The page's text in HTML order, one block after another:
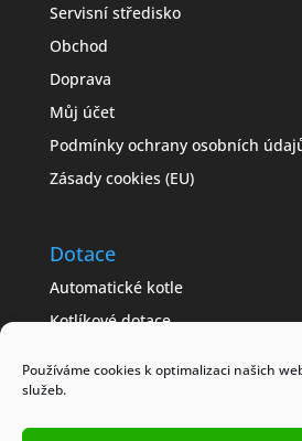
Používáme cookies k optimalizaci našich
služeb.
Servisní středisko
Obchod
Doprava
Můj účet
Podmínky ochrany osobních
Zásady cookies (EU)
Dotace
Automatické kotle
Kotlíkové dotace
Jak získat dotaci